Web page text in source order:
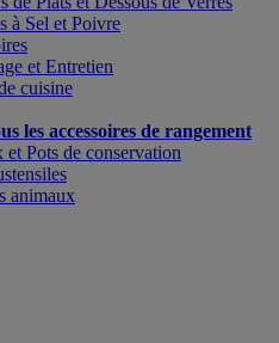
à Sel et Poivre
et Entretien
cuisine
les accessoires de rangement
et Pots de conservation
animaux